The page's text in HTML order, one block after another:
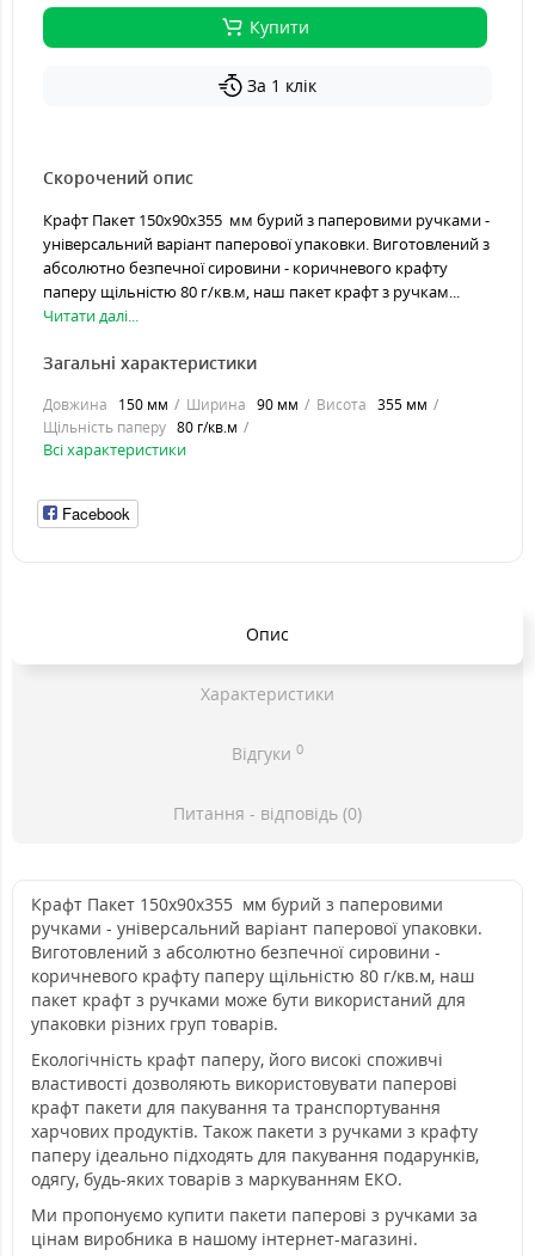
Купити
За 1 клік
Скорочений опис
Крафт Пакет 150х90х355 мм бурий з паперовими ручками -
універсальний варіант паперової упаковки. Виготовлений з
абсолютно безпечної сировини - коричневого крафту
паперу щільністю 80 г/кв.м, наш пакет крафт з ручкам...
Читати далі...
Загальні характеристики
Довжина 150 мм Ширина 90 мм Висота 355 мм
Щільність паперу 80 г/кв.м
Всі характеристики
Facebook
Опис
Характеристики
Відгуки 0
Питання - відповідь (0)
Крафт Пакет 150х90х355 мм бурий з паперовими
ручками - універсальний варіант паперової упаковки.
Виготовлений з абсолютно безпечної сировини -
коричневого крафту паперу щільністю 80 г/кв.м, наш
пакет крафт з ручками може бути використаний для
упаковки різних груп товарів.
Екологічність крафт паперу, його високі споживчі
властивості дозволяють використовувати паперові
крафт пакети для пакування та транспортування
харчових продуктів. Також пакети з ручками з крафту
паперу ідеально підходять для пакування подарунків,
одягу, будь-яких товарів з маркуванням ЕКО.
Ми пропонуємо купити пакети паперові з ручками за
цінам виробника в нашому інтернет-магазині.